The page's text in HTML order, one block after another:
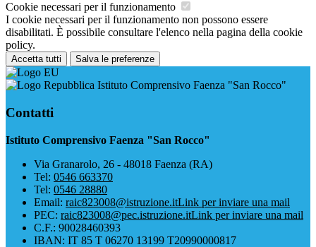
Cookie necessari per il funzionamento
I cookie necessari per il funzionamento non possono essere
disabilitati. È possibile consultare l'elenco nella pagina della cookie
policy.
Accetta tutti Salva le preferenze
Istituto Comprensivo Faenza "San Rocco"
Contatti
Istituto Comprensivo Faenza "San Rocco"
Via Granarolo, 26 - 48018 Faenza (RA)
Tel: 0546 663370
Tel: 0546 28880
Email: raic823008@istruzione.itLink per inviare una mail
PEC: raic823008@pec.istruzione.itLink per inviare una mail
C.F.: 90028460393
IBAN: IT 85 T 06270 13199 T20990000817